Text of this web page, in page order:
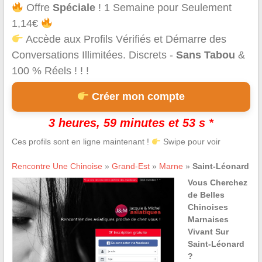
OffreSpéciale ! 1 Semaine pour Seulement
1,14€
Accède aux Profils Vérifiés et Démarre des
Conversations Illimitées. Discrets - Sans Tabou &
100 % Réels ! ! !
Créer mon compte
3 heures, 59 minutes et 53 s *
Ces profils sont en ligne maintenant ! Swipe pour voir
Rencontre Une Chinoise » Grand-Est» Marne » Saint-Léonard
Vous Cherchez
de Belles
Chinoises
Marnaises
Vivant Sur
Saint-Léonard
?